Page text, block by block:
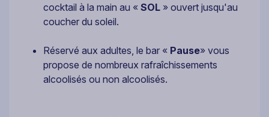
cocktail à la main au « SOL » ouvert jusqu'au
coucher du soleil.
Réservé aux adultes, le bar « Pause» vous
propose de nombreux rafraîchissements
alcoolisés ou non alcoolisés.